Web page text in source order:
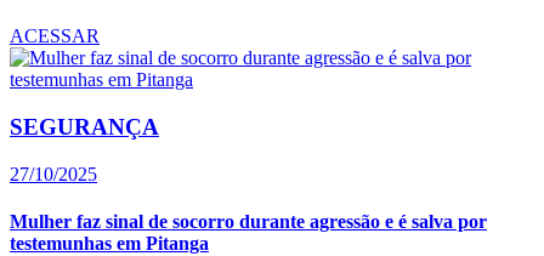
ACESSAR
SEGURANÇA
27/10/2025
Mulher faz sinal de socorro durante agressão e é salva por
testemunhas em Pitanga